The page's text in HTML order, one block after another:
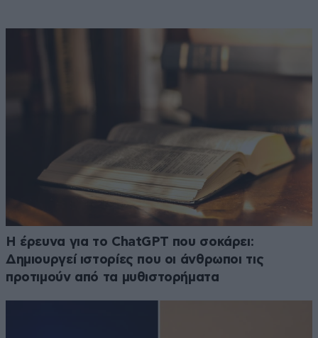
H έρευνα για το ChatGPT που σοκάρει:
Δημιουργεί ιστορίες που οι άνθρωποι τις
προτιμούν από τα μυθιστορήματα